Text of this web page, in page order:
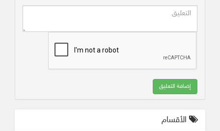
إضافة التعليق
الأقسام